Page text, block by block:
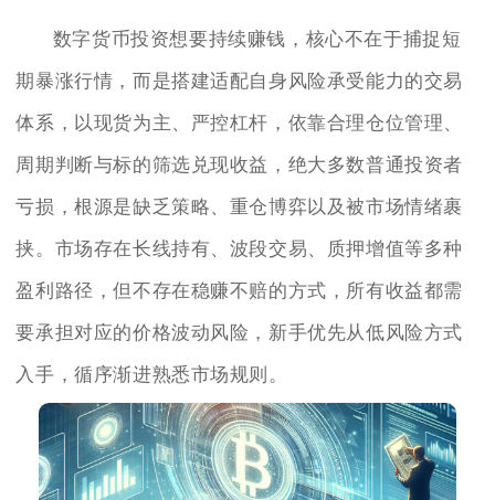
数字货币投资想要持续赚钱，核心不在于捕捉短
期暴涨行情，而是搭建适配自身风险承受能力的交易
体系，以现货为主、严控杠杆，依靠合理仓位管理、
周期判断与标的筛选兑现收益，绝大多数普通投资者
亏损，根源是缺乏策略、重仓博弈以及被市场情绪裹
挟。市场存在长线持有、波段交易、质押增值等多种
盈利路径，但不存在稳赚不赔的方式，所有收益都需
要承担对应的价格波动风险，新手优先从低风险方式
入手，循序渐进熟悉市场规则。